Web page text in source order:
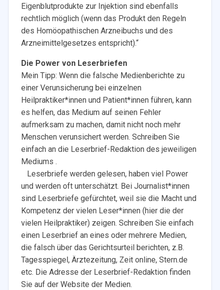
Eigenblutprodukte zur Injektion sind ebenfalls
rechtlich möglich (wenn das Produkt den Regeln
des Homöopathischen Arzneibuchs und des
Arzneimittelgesetzes entspricht).“
Die Power von Leserbriefen
Mein Tipp: Wenn die falsche Medienberichte zu
einer Verunsicherung bei einzelnen
Heilpraktiker*innen und Patient*innen führen, kann
es helfen, das Medium auf seinen Fehler
aufmerksam zu machen, damit nicht noch mehr
Menschen verunsichert werden. Schreiben Sie
einfach an die Leserbrief-Redaktion des jeweiligen
Mediums .
Leserbriefe werden gelesen, haben viel Power
und werden oft unterschätzt. Bei Journalist*innen
sind Leserbriefe gefürchtet, weil sie die Macht und
Kompetenz der vielen Leser*innen (hier die der
vielen Heilpraktiker) zeigen. Schreiben Sie einfach
einen Leserbrief an eines oder mehrere Medien,
die falsch über das Gerichtsurteil berichten, z.B.
Tagesspiegel, Ärztezeitung, Zeit online, Stern.de
etc. Die Adresse der Leserbrief-Redaktion finden
Sie auf der Website der Medien.